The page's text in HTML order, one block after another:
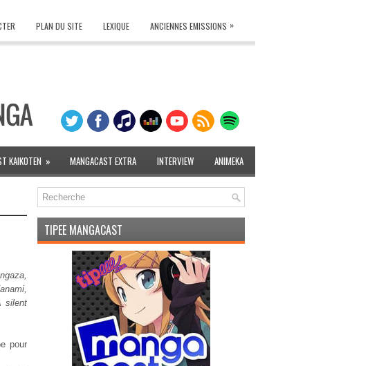
PLAN DU SITE LEXIQUE ANCIENNES EMISSIONS »
KAIKOTEN » MANGACAST EXTRA INTERVIEW ANIMEKA
silent
pour
TIPEE MANGACAST